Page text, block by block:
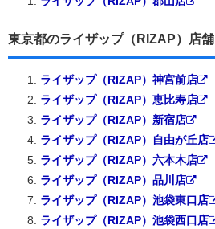
東京都のライザップ（RIZAP）店舗
ライザップ（RIZAP）神宮前店
ライザップ（RIZAP）恵比寿店
ライザップ（RIZAP）新宿店
ライザップ（RIZAP）自由が丘店
ライザップ（RIZAP）六本木店
ライザップ（RIZAP）品川店
ライザップ（RIZAP）池袋東口店
ライザップ（RIZAP）池袋西口店